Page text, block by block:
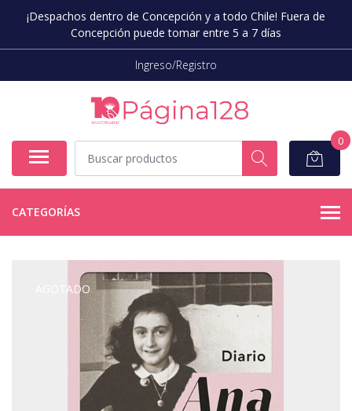
¡Despachos dentro de Concepción y a todo Chile! Fuera de
Concepción puede tomar entre 5 a 7 días
Ingreso/Registro
0
CATEGORÍAS
AGOTADO